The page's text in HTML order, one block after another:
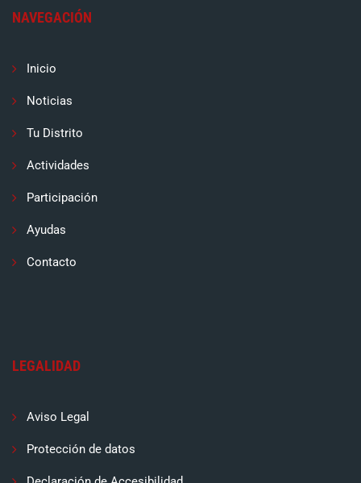
NAVEGACIÓN
Inicio
Noticias
Tu Distrito
Actividades
Participación
Ayudas
Contacto
LEGALIDAD
Aviso Legal
Protección de datos